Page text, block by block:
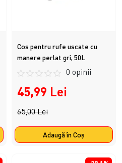
Cos pentru rufe uscate cu
manere perlat gri, 50L
0 opinii
45,99 Lei
65,00 Lei
Adaugă în Coş